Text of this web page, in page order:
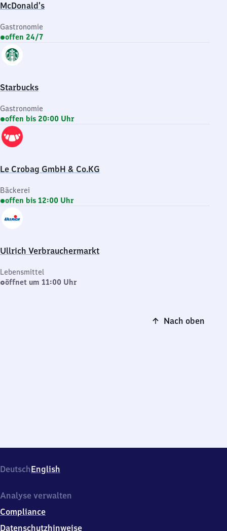
McDonald's
Gastronomie
offen 24/7
Starbucks
Gastronomie
offen bis 20:00 Uhr
Le Crobag GmbH & Co.KG
Bäckerei
offen bis 12:00 Uhr
Ullrich Verbrauchermarkt
Lebensmittel
öffnet um 11:00 Uhr
Nach oben
DeutschEnglish
Analyse verwalten
Compliance
Datenschutzhinweise